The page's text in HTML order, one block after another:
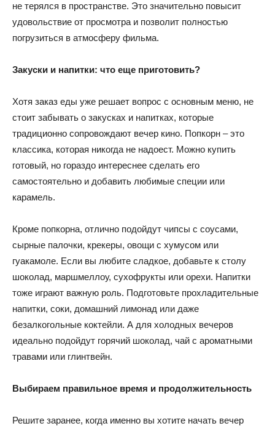
не терялся в пространстве. Это значительно повысит
удовольствие от просмотра и позволит полностью
погрузиться в атмосферу фильма.
Закуски и напитки: что еще приготовить?
Хотя заказ еды уже решает вопрос с основным меню, не
стоит забывать о закусках и напитках, которые
традиционно сопровождают вечер кино. Попкорн – это
классика, которая никогда не надоест. Можно купить
готовый, но гораздо интереснее сделать его
самостоятельно и добавить любимые специи или
карамель.
Кроме попкорна, отлично подойдут чипсы с соусами,
сырные палочки, крекеры, овощи с хумусом или
гуакамоле. Если вы любите сладкое, добавьте к столу
шоколад, маршмеллоу, сухофрукты или орехи. Напитки
тоже играют важную роль. Подготовьте прохладительные
напитки, соки, домашний лимонад или даже
безалкогольные коктейли. А для холодных вечеров
идеально подойдут горячий шоколад, чай с ароматными
травами или глинтвейн.
Выбираем правильное время и продолжительность
Решите заранее, когда именно вы хотите начать вечер